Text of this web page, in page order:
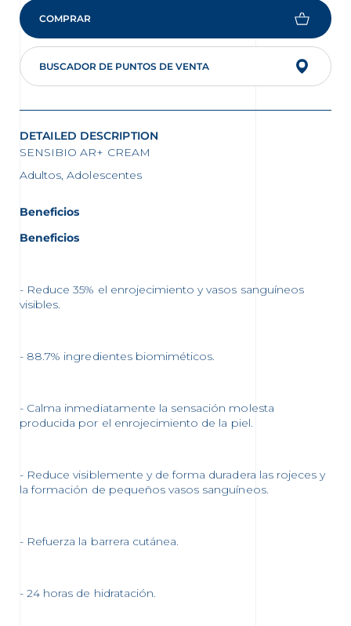
COMPRAR
BUSCADOR DE PUNTOS DE VENTA
DETAILED DESCRIPTION
SENSIBIO AR+ CREAM
Adultos, Adolescentes
Beneficios
Beneficios
- Reduce 35% el enrojecimiento y vasos sanguíneos
visibles.
- 88.7% ingredientes biomiméticos.
- Calma inmediatamente la sensación molesta
producida por el enrojecimiento de la piel.
- Reduce visiblemente y de forma duradera las rojeces y
la formación de pequeños vasos sanguíneos.
- Refuerza la barrera cutánea.
- 24 horas de hidratación.